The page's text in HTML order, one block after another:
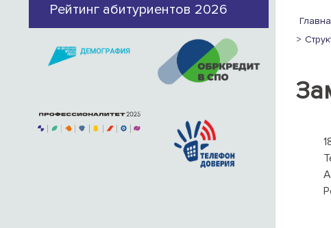
Рейтинг абитуриентов 2026